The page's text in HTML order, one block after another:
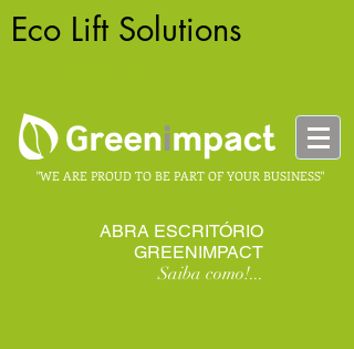
Eco Lift Solutions
"WE ARE PROUD TO BE PART OF YOUR BUSINESS"
ABRA ESCRITÓRIO
GREENIMPACT
Saiba como!...